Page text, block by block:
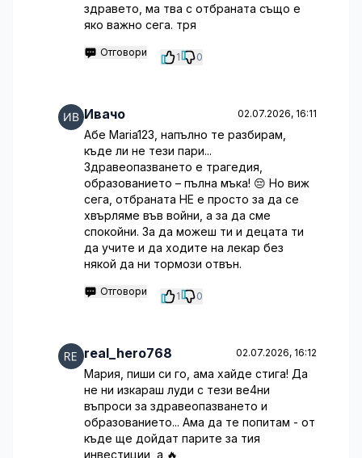
здравето, ма тва с отбраната също е
яко важно сега. тря
Отговори 1 0
Ивачо 02.07.2026, 16:11
Абе Maria123, напълно те разбирам,
къде ли не тези пари...
Здравеопазването е трагедия,
образованието – пълна мъка! 😔 Но виж
сега, отбраната НЕ е просто за да се
хвърляме във войни, а за да сме
спокойни. За да можеш ти и децата ти
да учите и да ходите на лекар без
някой да ни тормози отвън.
Отговори 1 0
real_hero768 02.07.2026, 16:12
Мария, пиши си го, ама хайде стига! Да
не ни изкараш луди с тези ве4ни
въпроси за здравеопазването и
образованието... Ама да те попитам - от
къде ще дойдат парите за тия
инвестиции, а 🔥